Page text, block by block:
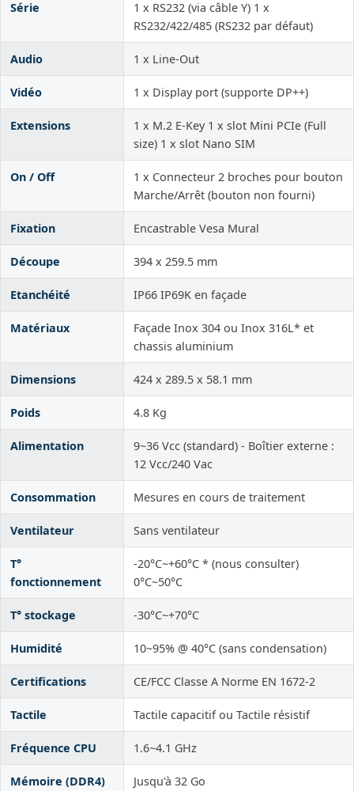
Série
1 x RS232 (via câble Y) 1 x
RS232/422/485 (RS232 par défaut)
Audio 1 x Line-Out
Vidéo 1 x Display port (supporte DP++)
Extensions
1 x M.2 E-Key 1 x slot Mini PCIe (Full
size) 1 x slot Nano SIM
On / Off
1 x Connecteur 2 broches pour bouton
Marche/Arrêt (bouton non fourni)
Fixation Encastrable Vesa Mural
Découpe 394 x 259.5 mm
Etanchéité IP66 IP69K en façade
Matériaux
Façade Inox 304 ou Inox 316L* et
chassis aluminium
Dimensions 424 x 289.5 x 58.1 mm
Poids 4.8 Kg
Alimentation
9~36 Vcc (standard) - Boîtier externe :
12 Vcc/240 Vac
Consommation Mesures en cours de traitement
Ventilateur Sans ventilateur
T°
fonctionnement
-20°C~+60°C * (nous consulter)
0°C~50°C
T° stockage -30°C~+70°C
Humidité 10~95% @ 40°C (sans condensation)
Certifications CE/FCC Classe A Norme EN 1672-2
Tactile Tactile capacitif ou Tactile résistif
Fréquence CPU 1.6~4.1 GHz
Mémoire (DDR4) Jusqu'à 32 Go